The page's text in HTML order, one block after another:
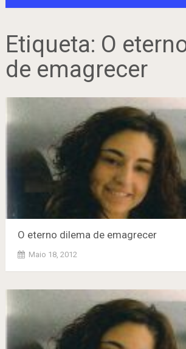
Etiqueta: O
de emagrecer
O eterno dilema de emagrecer
Maio 18, 2012